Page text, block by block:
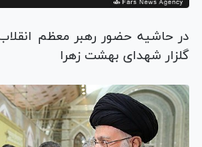
در حاشیه حضور رهبر معظم
گلزار شهدای بهشت زهرا